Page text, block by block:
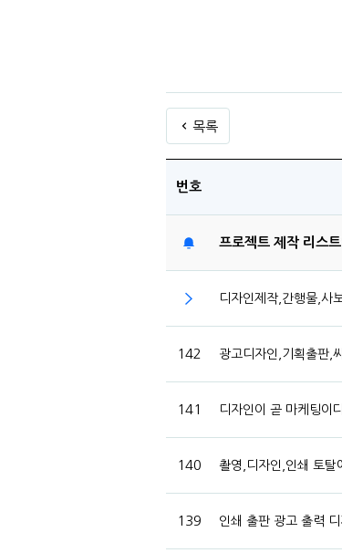
목록
번호
프로젝트 제작 리스
디자인제작,간행물,사
142 광고디자인,기획출판,
141 디자인이 곧 마케팅이
140 촬영,디자인,인쇄 토탈
139 인쇄 출판 광고 출력 디